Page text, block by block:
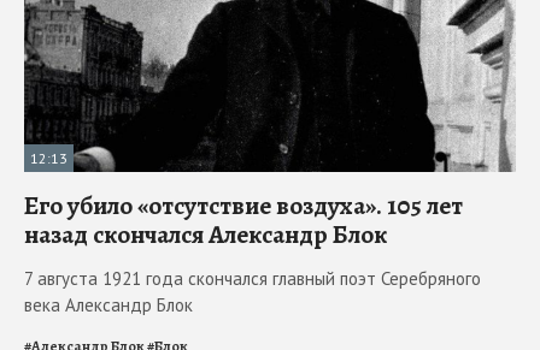
12:13
Его убило «отсутствие воздуха». 105 лет
назад скончался Александр Блок
7 августа 1921 года скончался главный поэт Серебряного
века Александр Блок